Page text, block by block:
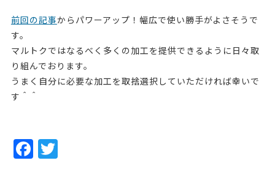
前回の記事からパワーアップ！幅広で使い勝手がよさそうで
す。
マルトクではなるべく多くの加工を提供できるように日々取
り組んでおります。
うまく自分に必要な加工を取捨選択していただければ幸いで
す＾＾
F